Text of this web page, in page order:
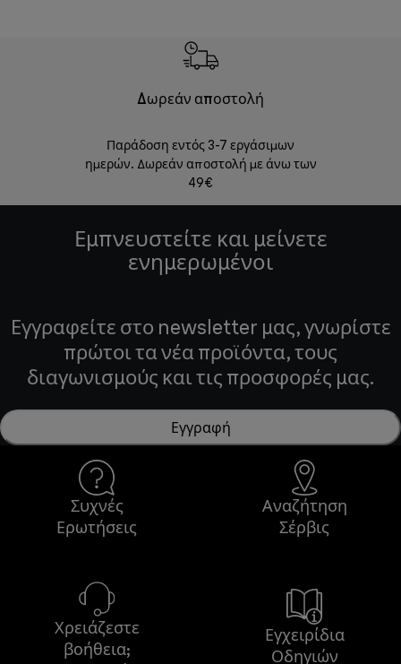
Δωρεάν αποστολή
Παράδοση εντός 3-7 εργάσιμων
ημερών. Δωρεάν αποστολή με άνω των
49€
Εμπνευστείτε και μείνετε
ενημερωμένοι
Εγγραφείτε στο newsletter μας, γνωρίστε
πρώτοι τα νέα προϊόντα, τους
διαγωνισμούς και τις προσφορές μας.
Εγγραφή
Συχνές
Ερωτήσεις
Αναζήτηση
Σέρβις
Χρειάζεστε
βοήθεια;
Εγχειρίδια
Οδηγιών